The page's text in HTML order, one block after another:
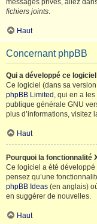
messages privés, allez
fichiers joints.
Haut
Concernant phpBB
Qui a développé ce
Ce logiciel (dans sa
phpBB Limited , qui en a
publique générale GNU
plus d’informations, visitez
Haut
Pourquoi la fonctionnalité
Ce logiciel a été
pensez qu’une
phpBB Ideas (en anglais)
en suggérer de nouvelles.
Haut